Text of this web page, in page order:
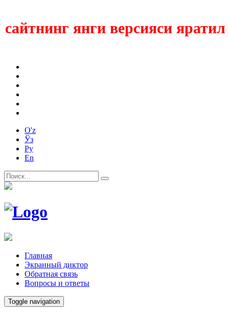
янги версияси
O'z
Ўз
Ру
En
Главная
Экранный диктор
Обратная связь
Вопросы и ответы
Toggle navigation